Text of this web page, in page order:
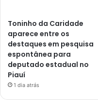
Toninho da Caridade
aparece entre os
destaques em pesquisa
espontânea para
deputado estadual no
Piauí
1 dia atrás